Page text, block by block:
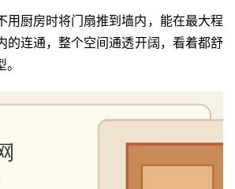
用厨房时将门扇推到墙内，能在最大程
的连通，整个空间通透开阔，看着都舒